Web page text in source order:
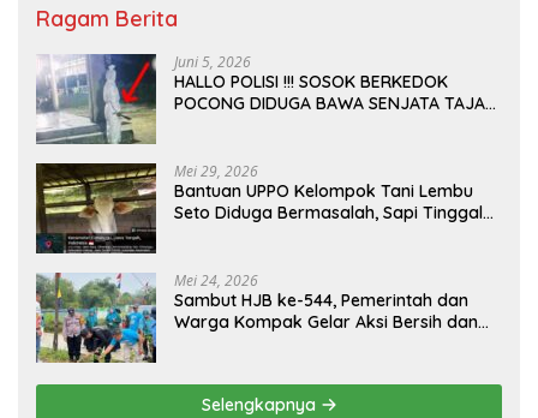
Ragam Berita
Juni 5, 2026
HALLO POLISI !!! SOSOK BERKEDOK
POCONG DIDUGA BAWA SENJATA TAJAM
Mei 29, 2026
Bantuan UPPO Kelompok Tani Lembu
Seto Diduga Bermasalah, Sapi Tinggal
Mei 24, 2026
Sambut HJB ke-544, Pemerintah dan
Warga Kompak Gelar Aksi Bersih dan
Selengkapnya